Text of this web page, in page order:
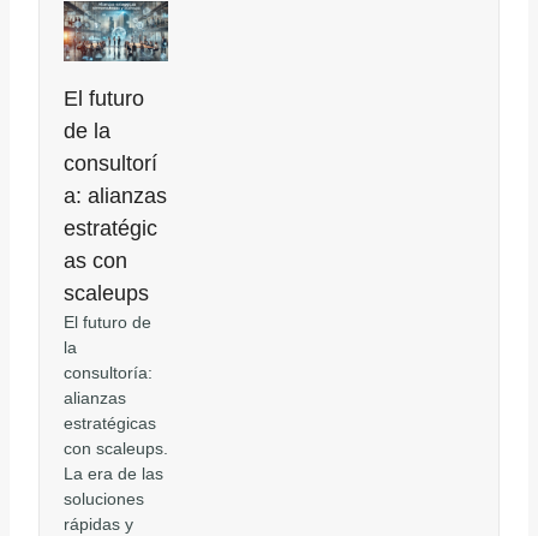
El futuro
de la
consultorí
a: alianzas
estratégic
as con
scaleups
El futuro de
la
consultoría:
alianzas
estratégicas
con scaleups.
La era de las
soluciones
rápidas y